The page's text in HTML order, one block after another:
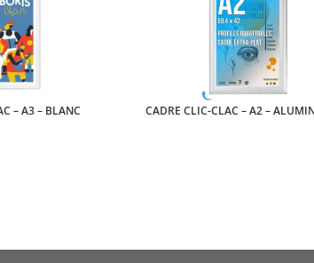
– A3 – BLANC CADRE CLIC-CLAC – A2 –